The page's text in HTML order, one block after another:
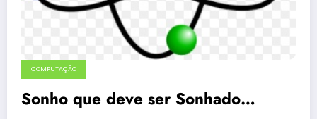
COMPUTAÇÃO
Sonho que deve ser Sonhado…